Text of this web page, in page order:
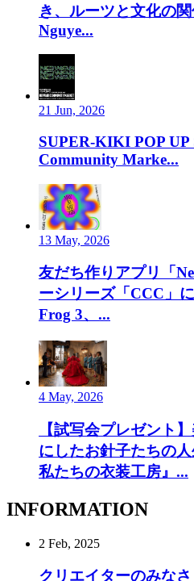
き、ルーツと文化の
Nguye...
21 Jun, 2026
SUPER-KIKI POP
Community Marke...
13 May, 2026
友だち作りアプリ「
ーシリーズ「CCC」
Frog 3、...
4 May, 2026
【試写会プレゼント
にしたお針子たちの
私たちの衣装工房』...
INFORMATION
2 Feb, 2025
クリエイターのみな